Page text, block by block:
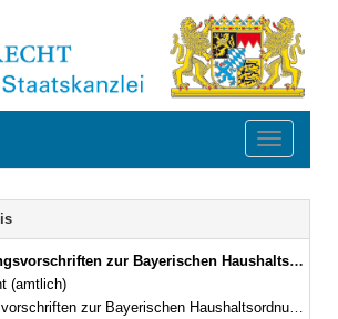
Toggle
(VV-BayHO) Bekanntmachung des Bayerischen Staatsministeriums der Finanzen vom 5. Juli 1973, Az. 11 - H 1008/1 - 34 646 (FMBl. S. 259)
(amtlich)
zur Bayerischen Haushaltsordnung (VV-BayHO)